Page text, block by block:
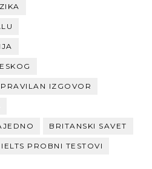
PRAVILAN IZGOVOR
BRITANSKI SAVET
IELTS PROBNI TESTOVI